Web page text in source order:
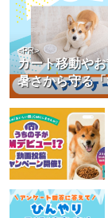
カート移動や
暑さから守る
<PR>